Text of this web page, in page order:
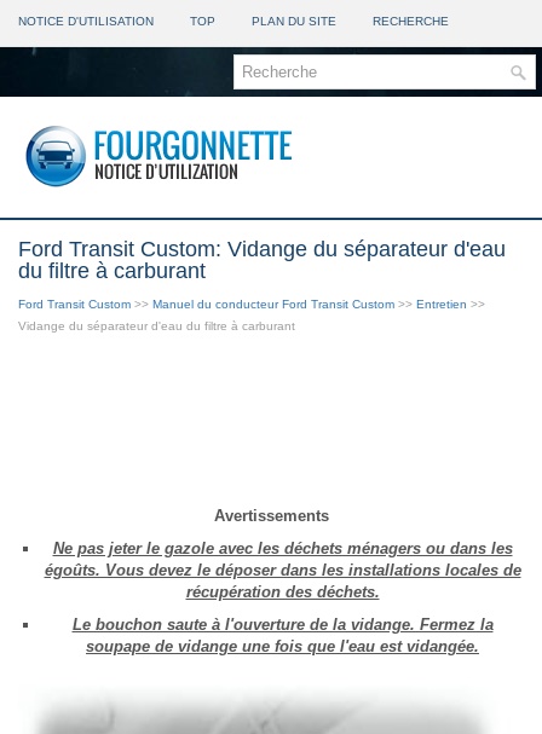
NOTICE D'UTILISATION TOP PLAN DU SITE RECHERCHE
Ford Transit Custom: Vidange du séparateur d'eau
du filtre à carburant
Ford Transit Custom >> Manuel du conducteur Ford Transit Custom >> Entretien >>
Vidange du séparateur d'eau du filtre à carburant
Avertissements
Ne pas jeter le gazole avec les déchets ménagers ou dans les
égoûts. Vous devez le déposer dans les installations locales de
récupération des déchets.
Le bouchon saute à l'ouverture de la vidange. Fermez la
soupape de vidange une fois que l'eau est vidangée.